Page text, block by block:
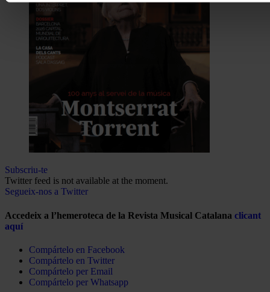
Subscriu-te
Twitter feed is not available at the moment.
Segueix-nos a Twitter
Accedeix a l’hemeroteca de la Revista Musical Catalana clicant
aquí
Compártelo en Facebook
Compártelo en Twitter
Compártelo per Email
Compártelo per Whatsapp